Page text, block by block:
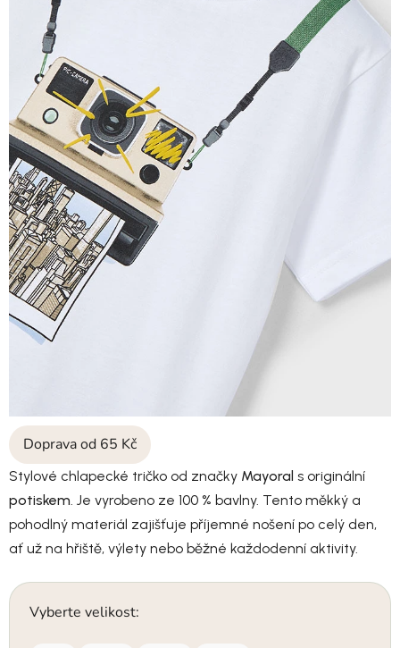
Doprava od 65 Kč
Stylové chlapecké tričko od značky Mayoral s originální
potiskem. Je vyrobeno ze 100 % bavlny. Tento měkký a
pohodlný materiál zajišťuje příjemné nošení po celý den,
ať už na hřiště, výlety nebo běžné každodenní aktivity.
Vyberte velikost: